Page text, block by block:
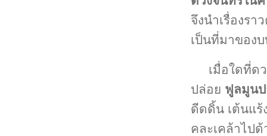
จึงนำเรื่องรา
เป็นที่มาของ
เมื่อใดที่ด
ปล่อย ฟูลมูน
ดีดดิ้น เต้นแร้
คละเคล้าไป